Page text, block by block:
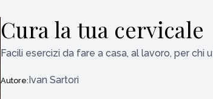
Cura la tua cervicale
Facili esercizi da fare a casa, al lavoro, per chi
Autore:Ivan Sartori